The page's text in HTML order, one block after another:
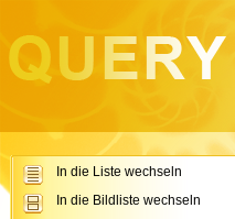
In die Liste wechseln
In die Bildliste wechseln